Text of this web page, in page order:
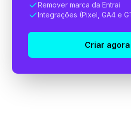
Remover marca da Entrai
Integrações (Pixel, GA4 e
Criar agora